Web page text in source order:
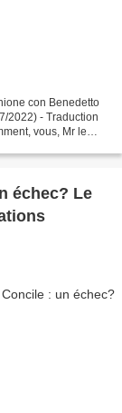
con Benedetto
2022) - Traduction
vous, Mr le
échec? Le